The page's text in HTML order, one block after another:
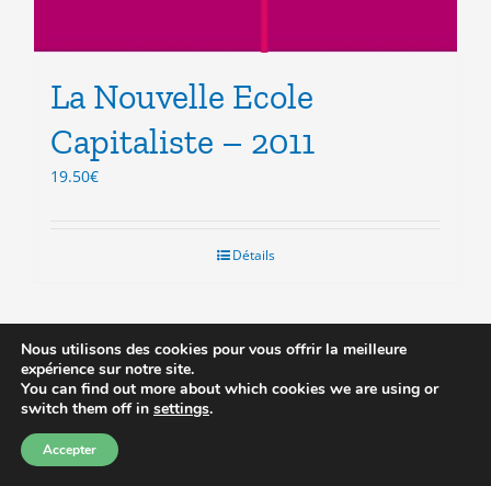
La Nouvelle Ecole
Capitaliste – 2011
19.50€
Détails
Prix réduit
Nous utilisons des cookies pour vous offrir la meilleure
expérience sur notre site.
You can find out more about which cookies we are using or
switch them off in settings.
Accepter